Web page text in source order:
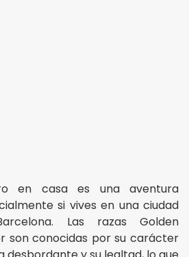
en casa es una aventura
si vives en una ciudad
Las razas Golden
son conocidas por su carácter